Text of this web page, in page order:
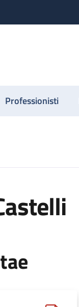
Professionisti